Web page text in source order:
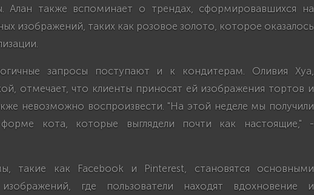
Алан также вспоминает о трендах, сформировавшихся на
изображений, таких как розовое золото, которое оказалось
запросы поступают и к кондитерам. Оливия Хуа,
отмечает, что клиенты приносят ей изображения тортов и
невозможно воспроизвести. "На этой неделе мы получили
кота, которые выглядели почти как настоящие," -
такие как Facebook и Pinterest, становятся основными
где пользователи находят вдохновение и